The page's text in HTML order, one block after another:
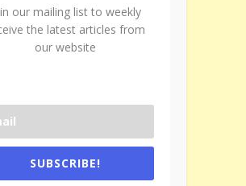
our mailing list to weekly
the latest articles from
our website
SUBSCRIBE!